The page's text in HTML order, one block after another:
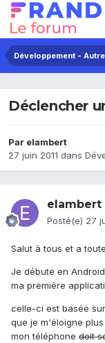
Développement -
Déclencher
Par elambert
27 juin 2011 dans
elambert
Posté(e) 27
Salut à tous et a
Je débute en
ma première
celle-ci est basée
que je m'éloigne
mon téléphone doit